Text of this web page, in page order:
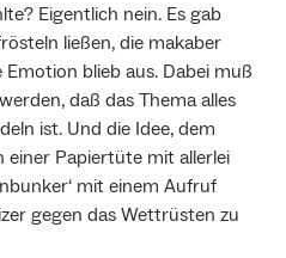
Eigentlich nein. Es gab
ließen, die makaber
blieb aus. Dabei muß
daß das Thema alles
ist. Und die Idee, dem
Papiertüte mit allerlei
mit einem Aufruf
gegen das Wettrüsten zu